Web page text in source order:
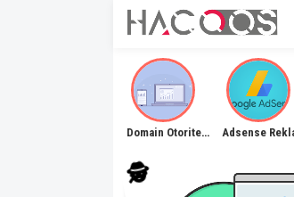
Domain Otoritesi İle Sayfanızı İlk Sıralara Çıkarın
🕵️